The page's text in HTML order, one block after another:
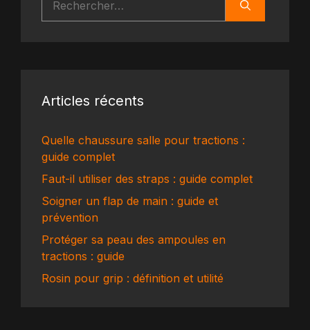
Articles récents
Quelle chaussure salle pour tractions :
guide complet
Faut-il utiliser des straps : guide complet
Soigner un flap de main : guide et
prévention
Protéger sa peau des ampoules en
tractions : guide
Rosin pour grip : définition et utilité